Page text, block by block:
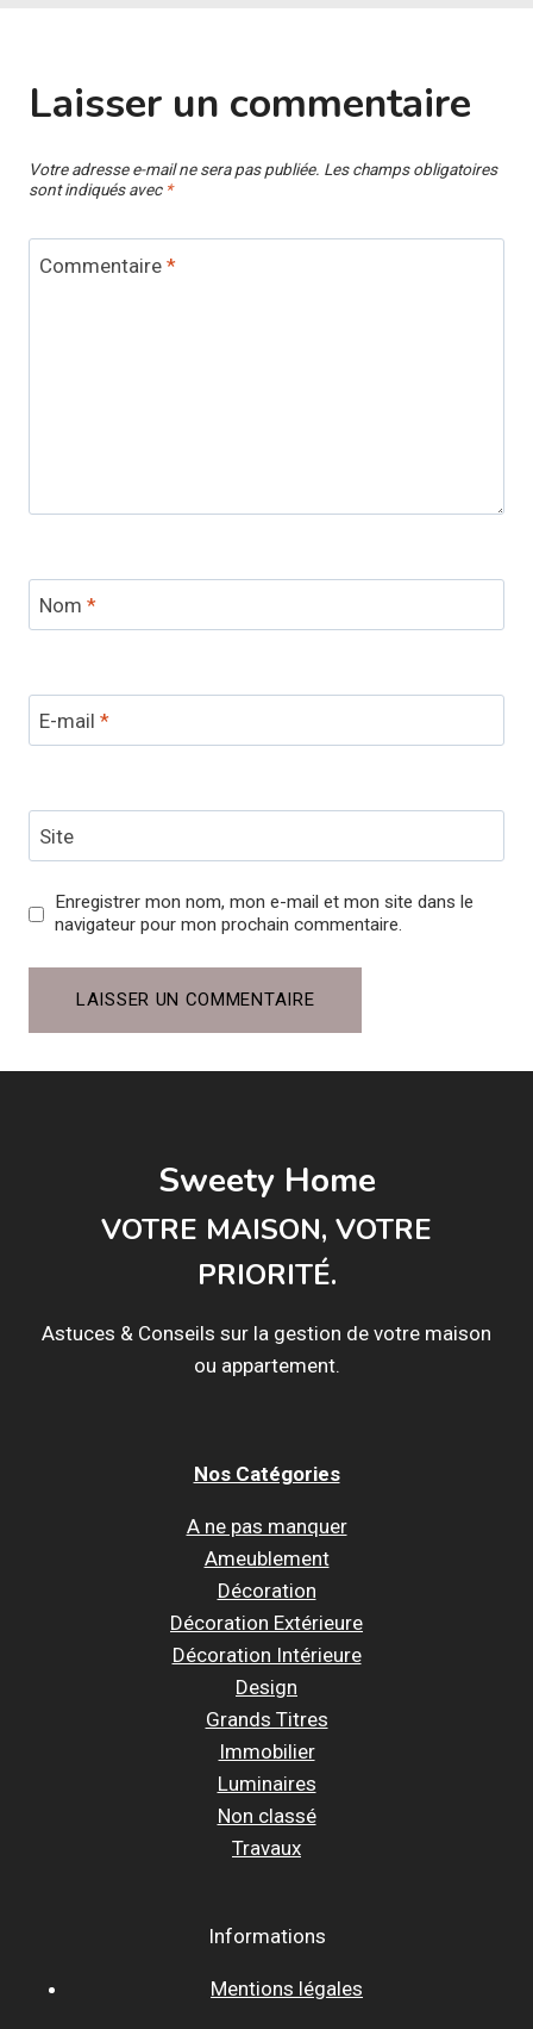
Laisser un commentaire
Votre adresse e-mail ne sera pas publiée. Les champs obligatoires
sont indiqués avec *
Commentaire *
Nom *
E-mail *
Site
Enregistrer mon nom, mon e-mail et mon site dans le
navigateur pour mon prochain commentaire.
Sweety Home
VOTRE MAISON, VOTRE
PRIORITÉ.
Astuces & Conseils sur la gestion de votre maison
ou appartement.
Nos Catégories
A ne pas manquer
Ameublement
Décoration
Décoration Extérieure
Décoration Intérieure
Design
Grands Titres
Immobilier
Luminaires
Non classé
Travaux
Informations
Mentions légales